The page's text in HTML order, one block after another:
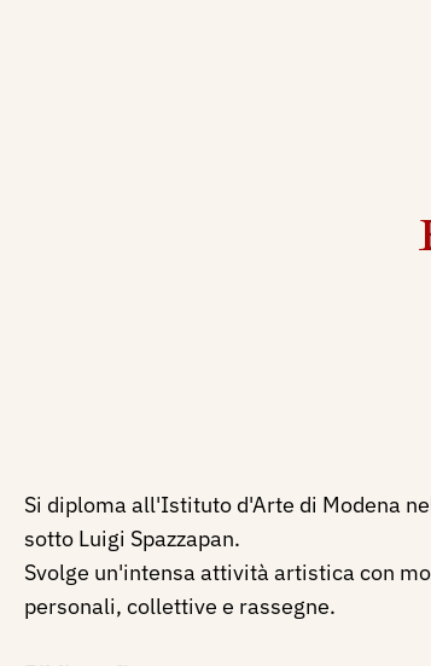
Si diploma all'Istituto d'Arte di Modena
sotto Luigi Spazzapan.
Svolge un'intensa attività artistica con
personali, collettive e rassegne.